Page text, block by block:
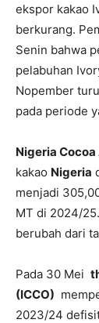
ekspor kakao
berkurang.
Senin bahwa
pelabuhan
Nopember
pada periode
Nigeria
kakao Nigeria
menjadi
MT di 2024/25.
berubah dari
Pada 30 Mei
(ICCO)
2023/24